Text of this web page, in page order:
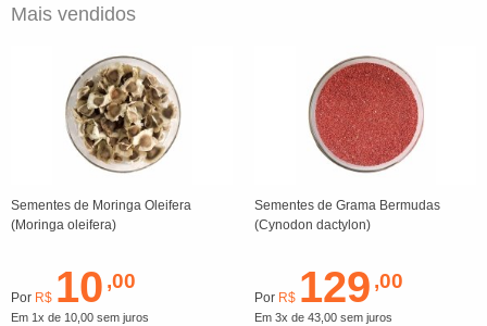
Mais vendidos
Sementes de Moringa Oleifera
(Moringa oleifera)
Por R$ 10 ,00
Em 1x de 10,00 sem juros
Sementes de Grama Bermudas
(Cynodon dactylon)
Por R$ 129 ,00
Em 3x de 43,00 sem juros